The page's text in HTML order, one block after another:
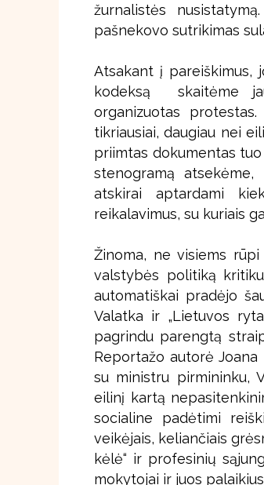
žurnalistės
pašnekovo sutrikimas
Atsakant į pareiškimus,
kodeksą skaitėme
organizuotas
tikriausiai, daugiau nei
priimtas dokumentas
stenogramą
atskirai aptardami
reikalavimus, su kuriais
Žinoma, ne visiems
valstybės politiką
automatiškai pradėjo
Valatka ir „Lietuvos
pagrindu parengtą
Reportažo autorė
su ministru pirmininku,
eilinį kartą
socialine padėtimi
veikėjais, keliančiais
kėlė“ ir profesinių
mokytojai ir juos